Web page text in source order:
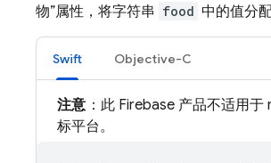
物”属性，将字符串 food 中的值分
Swift Objective-C
注意：此 Firebase 产品不适用于
标平台。